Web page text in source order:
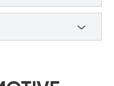
Bücher (Artikel
Fototapeten